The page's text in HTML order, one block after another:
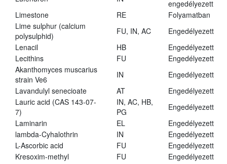
engedélyezett
Limestone
RE
Folyamatban
Lime sulphur (calcium
polysulphid)
FU, IN, AC
Engedélyezett
Lenacil
HB
Engedélyezett
Lecithins
FU
Engedélyezett
Akanthomyces muscarius
strain Ve6
IN
Engedélyezett
Lavandulyl senecioate
AT
Engedélyezett
Lauric acid (CAS 143-07-
7)
IN, AC, HB,
PG
Engedélyezett
Laminarin
EL
Engedélyezett
lambda-Cyhalothrin
IN
Engedélyezett
L-Ascorbic acid
FU
Engedélyezett
Kresoxim-methyl
FU
Engedélyezett